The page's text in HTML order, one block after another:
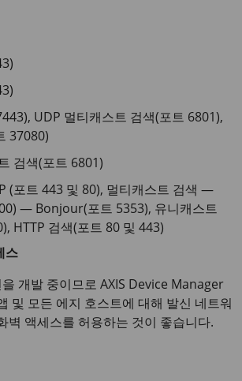
UDP 멀티캐스트 검색(포트 6801),
37080)
검색(포트 6801)
(포트 443 및 80), 멀티캐스트 검색 —
— Bonjour(포트 5353), 유니캐스트
HTTP 검색(포트 80 및 443)
스
개발 중이므로 AXIS Device Manager
및 모든 에지 호스트에 대해 발신 네트워
벽 액세스를 허용하는 것이 좋습니다.